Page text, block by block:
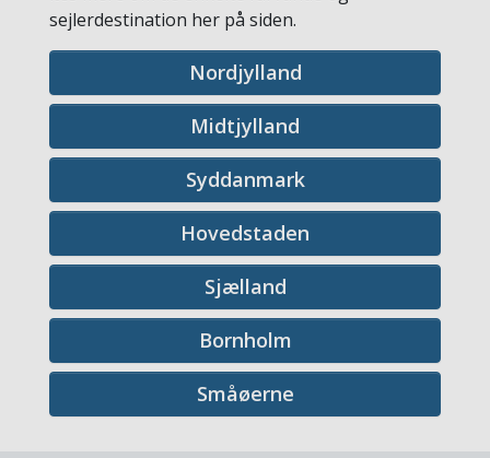
sejlerdestination her på siden.
Nordjylland
Midtjylland
Syddanmark
Hovedstaden
Sjælland
Bornholm
Småøerne